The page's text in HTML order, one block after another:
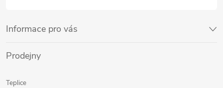
Informace pro vás
Prodejny
Teplice